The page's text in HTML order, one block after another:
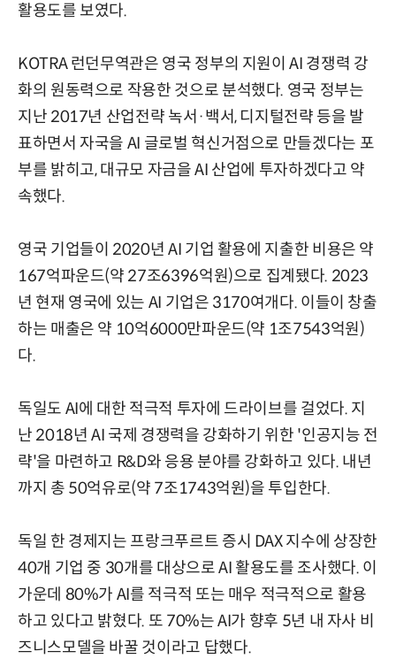
활용도를 보였다.
KOTRA 런던무역관은 영국 정부의 지원이 AI 경쟁력 강
화의 원동력으로 작용한 것으로 분석했다. 영국 정부는
지난 2017년 산업전략 녹서·백서, 디지털전략 등을 발
표하면서 자국을 AI 글로벌 혁신거점으로 만들겠다는 포
부를 밝히고, 대규모 자금을 AI 산업에 투자하겠다고 약
속했다.
영국 기업들이 2020년 AI 기업 활용에 지출한 비용은 약
167억파운드(약 27조6396억원)으로 집계됐다. 2023
년 현재 영국에 있는 AI 기업은 3170여개다. 이들이 창출
하는 매출은 약 10억6000만파운드(약 1조7543억원)
다.
독일도 AI에 대한 적극적 투자에 드라이브를 걸었다. 지
난 2018년 AI 국제 경쟁력을 강화하기 위한 '인공지능 전
략'을 마련하고 R&D와 응용 분야를 강화하고 있다. 내년
까지 총 50억유로(약 7조1743억원)을 투입한다.
독일 한 경제지는 프랑크푸르트 증시 DAX 지수에 상장한
40개 기업 중 30개를 대상으로 AI 활용도를 조사했다. 이
가운데 80%가 AI를 적극적 또는 매우 적극적으로 활용
하고 있다고 밝혔다. 또 70%는 AI가 향후 5년 내 자사 비
즈니스모델을 바꿀 것이라고 답했다.